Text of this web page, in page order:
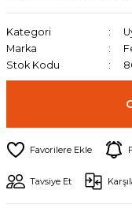
Kategori
Marka
Stok Kodu
Tavsiye Et